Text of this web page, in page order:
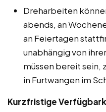
Dreharbeiten
abends, an
an Feiertagen
unabhängig von
müssen bereit sein,
in Furtwangen im
Kurzfristige